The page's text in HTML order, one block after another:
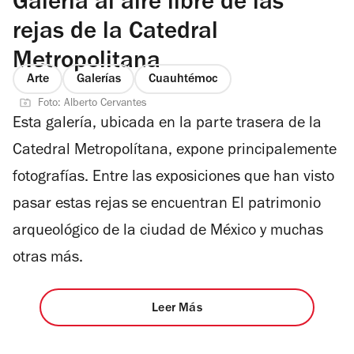
rejas de la Catedral
Metropolitana
Arte Galerías Cuauhtémoc
Foto: Alberto Cervantes
Esta galería, ubicada en la parte trasera de la
Catedral Metropolítana, expone principalemente
fotografías. Entre las exposiciones que han visto
pasar estas rejas se encuentran El patrimonio
arqueológico de la ciudad de México y muchas
otras más.
Leer Más